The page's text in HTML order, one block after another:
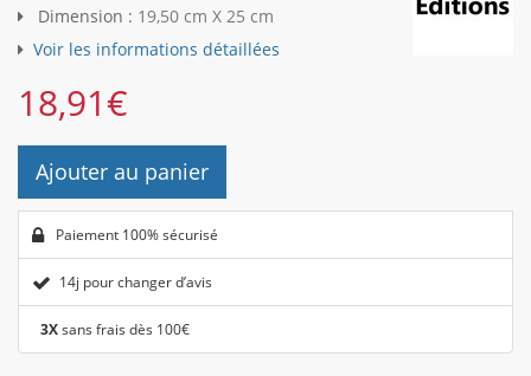
Dimension : 19,50 cm X 25 cm
Voir les informations détaillées
18,91€
Ajouter au panier
Paiement 100% sécurisé
14j pour changer d’avis
3Xsans frais dès 100€